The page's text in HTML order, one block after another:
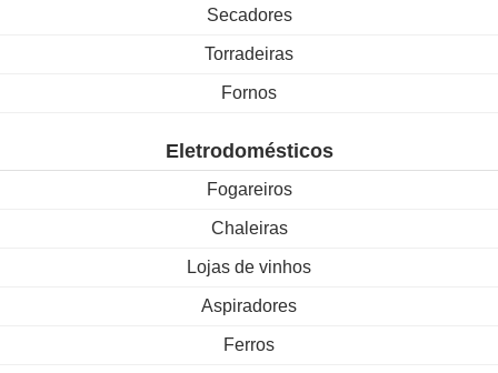
Secadores
Torradeiras
Fornos
Eletrodomésticos
Fogareiros
Chaleiras
Lojas de vinhos
Aspiradores
Ferros